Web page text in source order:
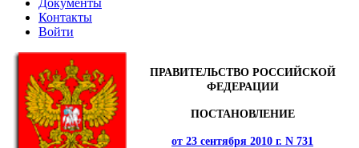
Документы
Контакты
Войти
ПРАВИТЕЛЬСТВО РОССИЙСКОЙ
ФЕДЕРАЦИИ
ПОСТАНОВЛЕНИЕ
от 23 сентября 2010 г. N 731